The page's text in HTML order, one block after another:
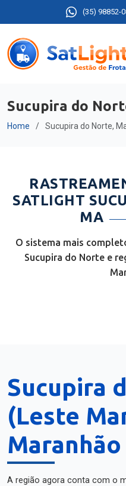
(35) 98852-
Sucupira do
Home Sucupira do Norte,
SATLIGHT
MA
O sistema mais
Sucupira do Norte e
Sucupira
(Leste
Maranhão
A região agora conta com o